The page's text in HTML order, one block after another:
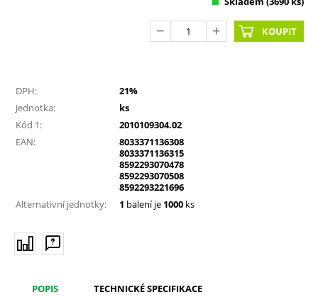
KOUPIT
DPH:
21%
Jednotka:
ks
Kód 1:
2010109304.02
EAN:
8033371136308
8033371136315
8592293070478
8592293070508
8592293221696
Alternativní jednotky:
1 balení je 1000 ks
POPIS TECHNICKÉ SPECIFIKACE